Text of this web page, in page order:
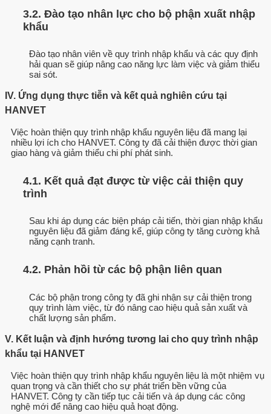
3.2. Đào tạo nhân lực cho bộ phận xuất nhập
khẩu
Đào tạo nhân viên về quy trình nhập khẩu và các quy định
hải quan sẽ giúp nâng cao năng lực làm việc và giảm thiểu
sai sót.
IV. Ứng dụng thực tiễn và kết quả nghiên cứu tại
HANVET
Việc hoàn thiện quy trình nhập khẩu nguyên liệu đã mang lại
nhiều lợi ích cho HANVET. Công ty đã cải thiện được thời gian
giao hàng và giảm thiểu chi phí phát sinh.
4.1. Kết quả đạt được từ việc cải thiện quy
trình
Sau khi áp dụng các biện pháp cải tiến, thời gian nhập khẩu
nguyên liệu đã giảm đáng kể, giúp công ty tăng cường khả
năng cạnh tranh.
4.2. Phản hồi từ các bộ phận liên quan
Các bộ phận trong công ty đã ghi nhận sự cải thiện trong
quy trình làm việc, từ đó nâng cao hiệu quả sản xuất và
chất lượng sản phẩm.
V. Kết luận và định hướng tương lai cho quy trình nhập
khẩu tại HANVET
Việc hoàn thiện quy trình nhập khẩu nguyên liệu là một nhiệm vụ
quan trọng và cần thiết cho sự phát triển bền vững của
HANVET. Công ty cần tiếp tục cải tiến và áp dụng các công
nghệ mới để nâng cao hiệu quả hoạt động.